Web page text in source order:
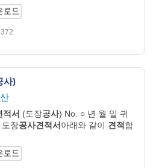
사)
적서 (도장공사) No. ○ 년 월 일 귀
장공사견적서아래와 같이 견적합